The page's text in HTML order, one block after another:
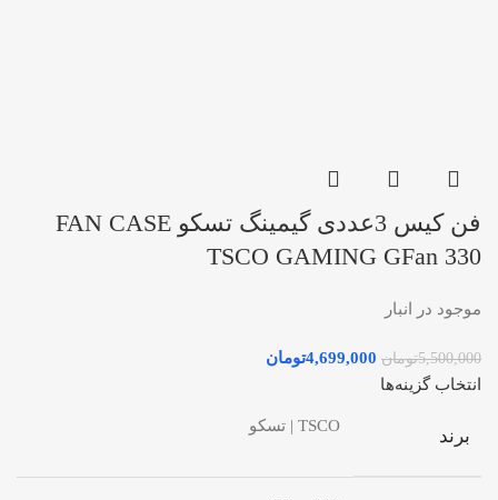
فن کیس 3عددی گیمینگ تسکو FAN CASE
TSCO GAMING GFan 330
موجود در انبار
5,500,000تومان 4,699,000تومان
انتخاب گزینه‌ها
برند TSCO | تسکو